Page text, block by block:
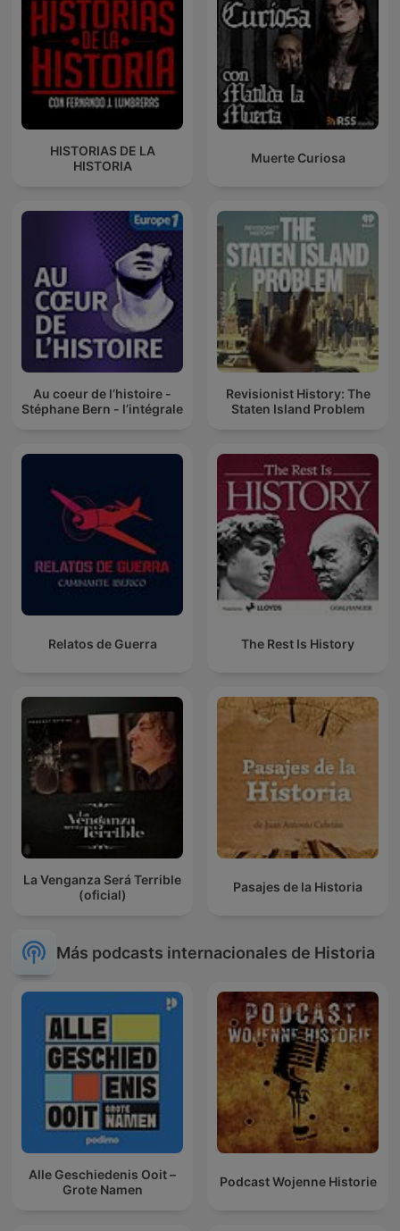
HISTORIAS DE LA
HISTORIA
Muerte Curiosa
Au coeur de l’histoire -
Stéphane Bern - l’intégrale
Revisionist History: The
Staten Island Problem
Relatos de Guerra The Rest Is History
La Venganza Será Terrible
(oficial)
Pasajes de la Historia
Más podcasts internacionales de Historia
Alle Geschiedenis Ooit –
Grote Namen
Podcast Wojenne Historie